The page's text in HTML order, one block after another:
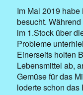
Im Mai 2019
besucht.
im 1.Stock über
Probleme
Einerseits holten
Lebensmittel ab,
Gemüse für das
loderte schon